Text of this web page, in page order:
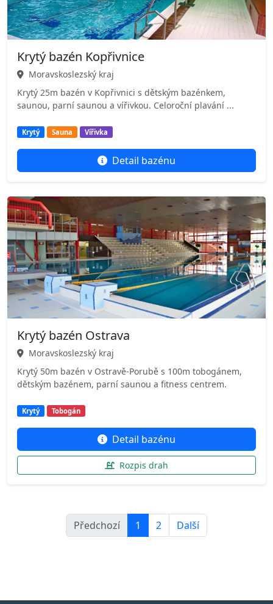
Krytý bazén Kopřivnice
Moravskoslezský kraj
Krytý 25m bazén v Kopřivnici s dětským bazénkem,
saunou, parní saunou a vířivkou. Celoroční plavání ...
Krytý Sauna Vířivka
Detail bazénu
Krytý bazén Ostrava
Moravskoslezský kraj
Krytý 50m bazén v Ostravě-Porubě s 100m tobogánem,
dětským bazénem, parní saunou a fitness centrem.
Krytý Tobogán
Detail bazénu
Rozpis drah
Předchozí 1 2 Další